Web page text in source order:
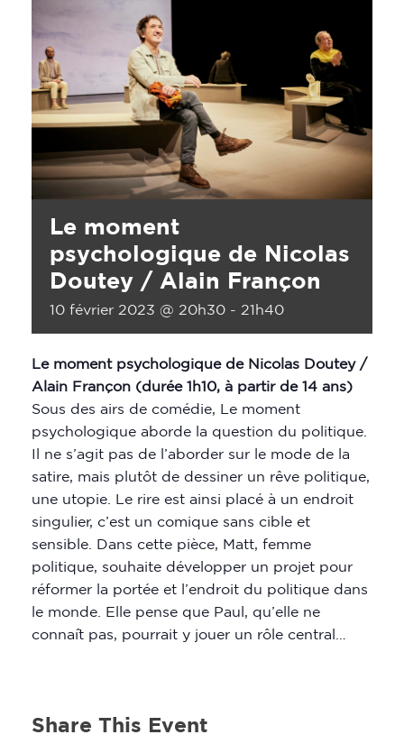
Le moment
psychologique de Nicolas
Doutey / Alain Françon
10 février 2023 @ 20h30 - 21h40
Le moment psychologique de Nicolas Doutey /
Alain Françon (durée 1h10, à partir de 14 ans)
Sous des airs de comédie, Le moment
psychologique aborde la question du politique.
Il ne s’agit pas de l’aborder sur le mode de la
satire, mais plutôt de dessiner un rêve politique,
une utopie. Le rire est ainsi placé à un endroit
singulier, c’est un comique sans cible et
sensible. Dans cette pièce, Matt, femme
politique, souhaite développer un projet pour
réformer la portée et l’endroit du politique dans
le monde. Elle pense que Paul, qu’elle ne
connaît pas, pourrait y jouer un rôle central…
Share This Event